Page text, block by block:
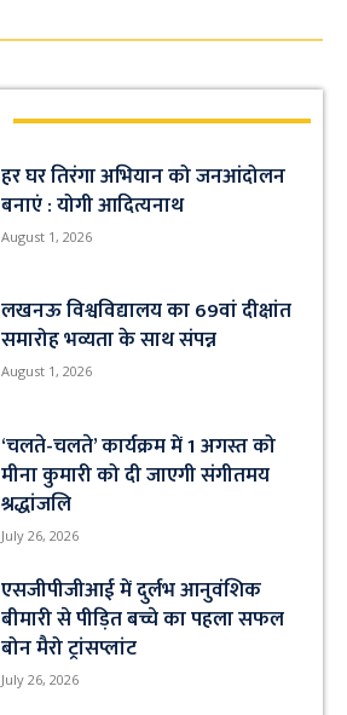
हर घर तिरंगा अभियान को जनआंदोलन
बनाएं : योगी आदित्यनाथ
August 1, 2026
लखनऊ विश्वविद्यालय का 69वां दीक्षांत
समारोह भव्यता के साथ संपन्न
August 1, 2026
‘चलते-चलते’ कार्यक्रम में 1 अगस्त को
मीना कुमारी को दी जाएगी संगीतमय
श्रद्धांजलि
July 26, 2026
एसजीपीजीआई में दुर्लभ आनुवंशिक
बीमारी से पीड़ित बच्चे का पहला सफल
बोन मैरो ट्रांसप्लांट
July 26, 2026